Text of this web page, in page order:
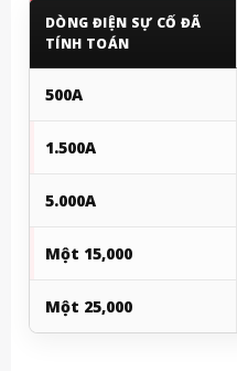
DÒNG ĐIỆN SỰ CỐ ĐÃ
TÍNH TOÁN
500A
1.500A
5.000A
Một 15,000
Một 25,000